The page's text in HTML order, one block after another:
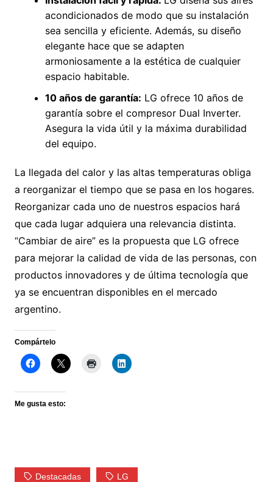
acondicionados de modo que su instalación
sea sencilla y eficiente. Además, su diseño
elegante hace que se adapten
armoniosamente a la estética de cualquier
espacio habitable.
10 años de garantía: LG ofrece 10 años de
garantía sobre el compresor Dual Inverter.
Asegura la vida útil y la máxima durabilidad
del equipo.
La llegada del calor y las altas temperaturas obliga
a reorganizar el tiempo que se pasa en los hogares.
Reorganizar cada uno de nuestros espacios hará
que cada lugar adquiera una relevancia distinta.
“Cambiar de aire” es la propuesta que LG ofrece
para mejorar la calidad de vida de las personas, con
productos innovadores y de última tecnología que
ya se encuentran disponibles en el mercado
argentino.
Compártelo
Me gusta esto:
Destacadas LG